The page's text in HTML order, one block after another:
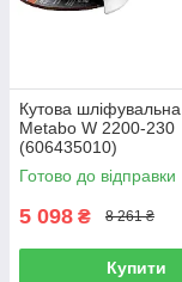
Кутова
Metabo W 2200-230
(606435010)
Готово до відправки
5 098 ₴ 8 261 ₴
Купити